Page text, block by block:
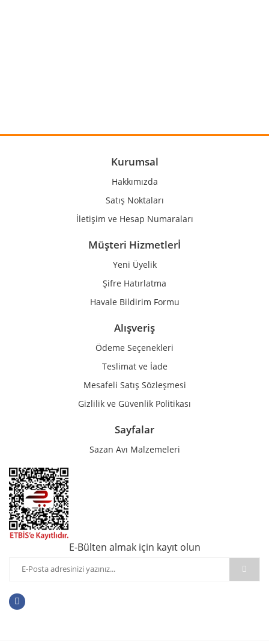
Ürün açıklamasında eksik bilgiler bulunuyor.
Ürün bilgilerinde hatalar bulunuyor.
Gönder
Kurumsal
Hakkımızda
Satış Noktaları
İletişim ve Hesap Numaraları
Müşteri Hizmetlerİ
Yeni Üyelik
Şifre Hatırlatma
Havale Bildirim Formu
Alışveriş
Ödeme Seçenekleri
Teslimat ve İade
Mesafeli Satış Sözleşmesi
Gizlilik ve Güvenlik Politikası
Sayfalar
Sazan Avı Malzemeleri
E-Bülten almak için kayıt olun